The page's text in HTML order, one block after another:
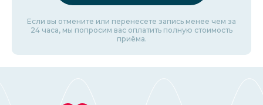
Если вы отмените или перенесете запись менее чем за
24 часа, мы попросим вас оплатить полную стоимость
приёма.